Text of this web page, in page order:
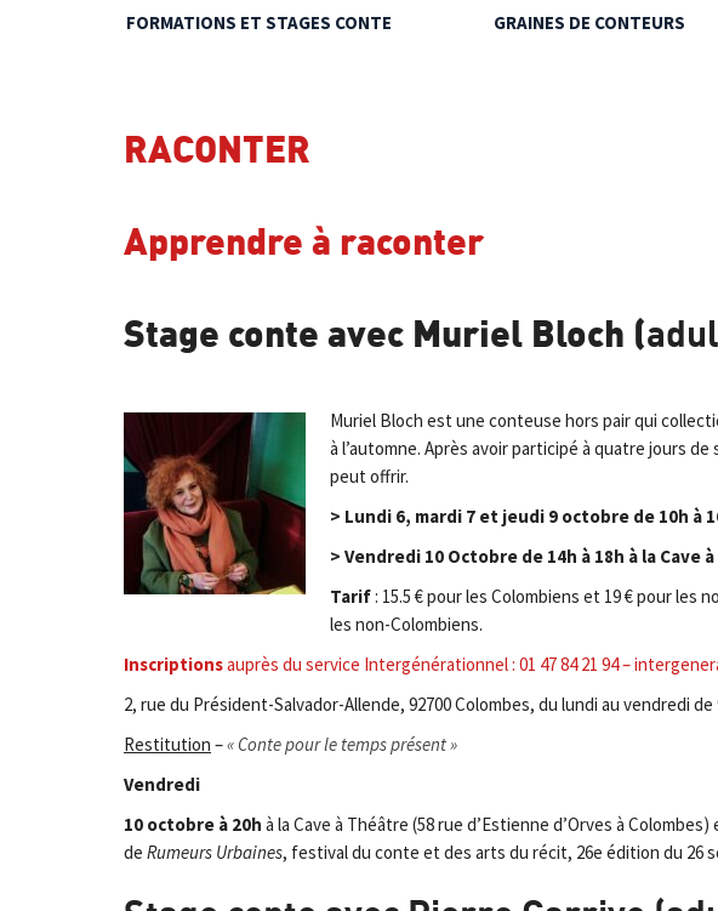
FORMATIONS ET STAGES CONTE GRAINES DE CONTEURS
RACONTER
Apprendre à raconter
Stage conte avec Muriel Bloch (
Muriel Bloch est une conteuse hors pair qui
à l’automne. Après avoir participé à quatre jours
peut offrir.
> Lundi 6, mardi 7 et jeudi 9 octobre de 10h à
> Vendredi 10 Octobre de 14h à 18h à la Cave
Tarif: 15.5 € pour les Colombiens et 19 € pour les
les non-Colombiens.
Inscriptionsauprès du service Intergénérationnel : 01 47 84 21 94 –
2, rue du Président-Salvador-Allende, 92700 Colombes, du lundi au vendredi
Restitution –« Conte pour le temps présent »
Vendredi
10 octobre à 20h à la Cave à Théâtre (58 rue d’Estienne d’Orves à
de Rumeurs Urbaines, festival du conte et des arts du récit, 26e édition du 26